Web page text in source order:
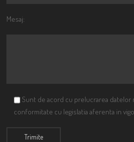
Mesaj:
Sunt de acord cu prelucrarea datelor
conformitate cu legislatia aferenta in